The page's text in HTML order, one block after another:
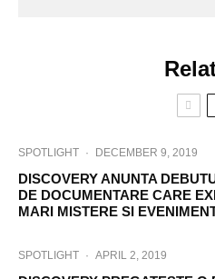
SPOTLIGHT · DECEMBER 9, 2019
DISCOVERY ANUNTA
DE DOCUMENTARE CARE
MARI MISTERE SI
SPOTLIGHT · APRIL 2, 2019